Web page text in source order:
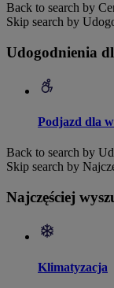
Back to search by
Skip search by
Udogodnienia
Podjazd dla
Back to search by
Skip search by
Najczęściej
Klimatyzacja